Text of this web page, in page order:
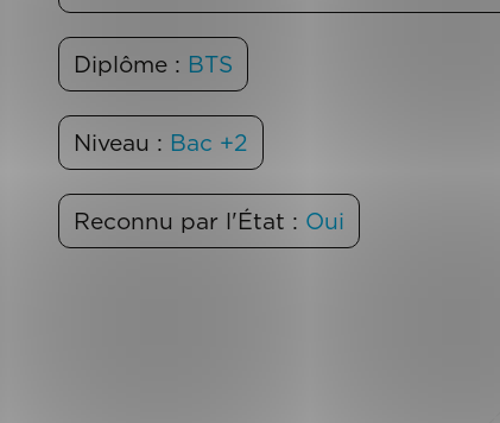
Diplôme : BTS
Niveau : Bac +2
Reconnu par l'État : Oui